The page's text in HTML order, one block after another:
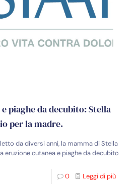
piaghe da decubito: Stella
per la madre.
da diversi anni, la mamma di Stella
eruzione cutanea e piaghe da decubito
0 Leggi di più